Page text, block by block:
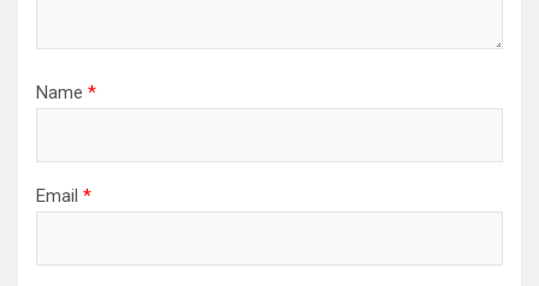
Name *
Email *